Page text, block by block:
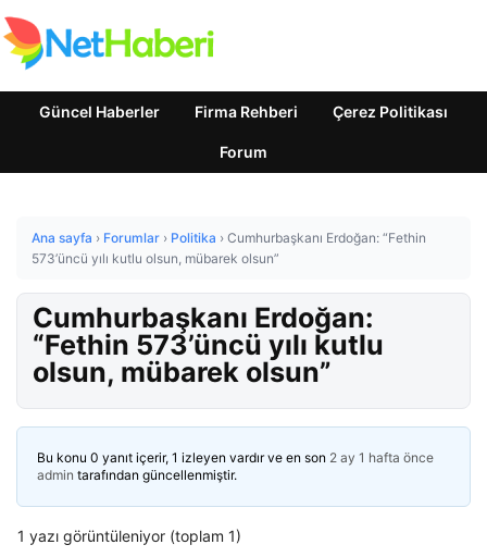
Güncel Haberler Firma Rehberi Çerez Politikası
Forum
Ana sayfa › Forumlar › Politika › Cumhurbaşkanı Erdoğan: “Fethin
573’üncü yılı kutlu olsun, mübarek olsun”
Cumhurbaşkanı Erdoğan:
“Fethin 573’üncü yılı kutlu
olsun, mübarek olsun”
Bu konu 0 yanıt içerir, 1 izleyen vardır ve en son 2 ay 1 hafta önce
admin tarafından güncellenmiştir.
1 yazı görüntüleniyor (toplam 1)